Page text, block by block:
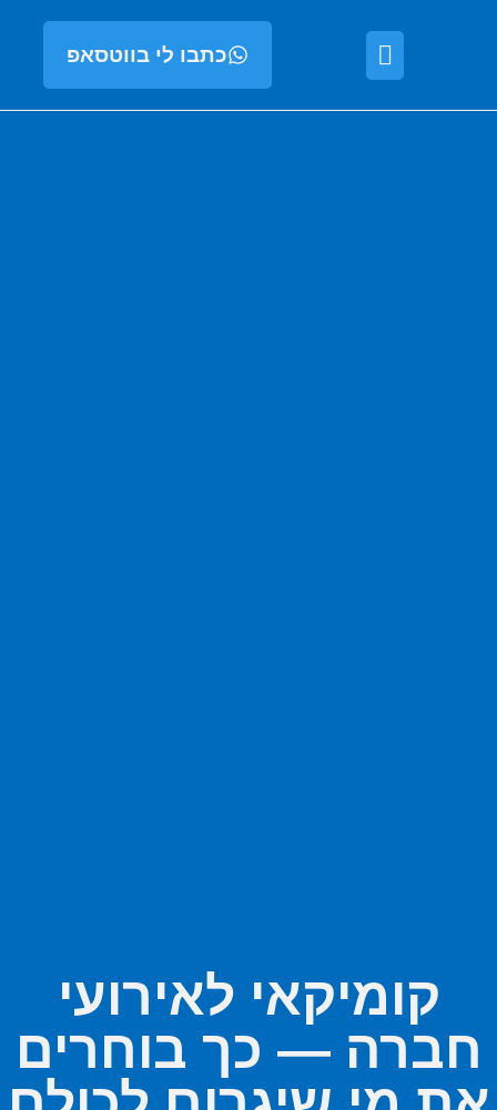
כתבו לי בווטסאפ
קומיקאי לאירועי
חברה — כך בוחרים